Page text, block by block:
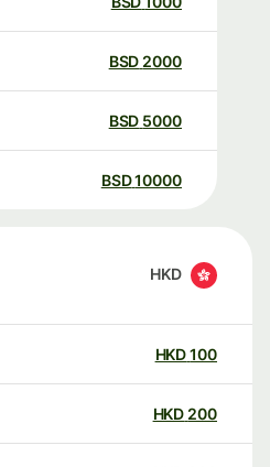
2000
BSD
5000
BSD
10000
BSD
HKD
100
HKD
200
HKD